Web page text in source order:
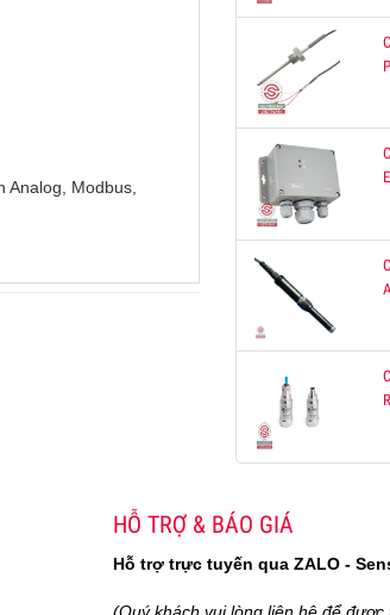
Modbus,
HỖ TRỢ & BÁO GIÁ
Hỗ trợ trực tuyến qua ZALO -
(Quý khách vui lòng liên hệ để